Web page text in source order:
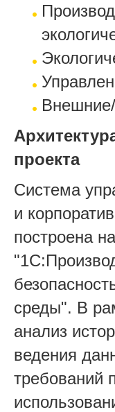
проекта
Система
и
построена
среды". В
анализ
ведения
требований